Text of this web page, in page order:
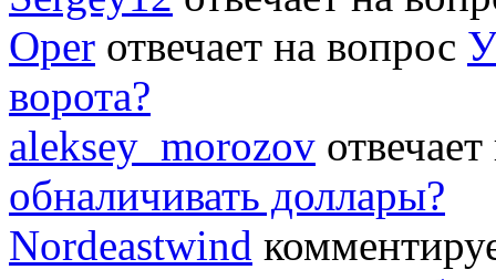
Oper отвечает на вопрос
ворота?
aleksey_morozov
обналичивать доллары?
Nordeastwind